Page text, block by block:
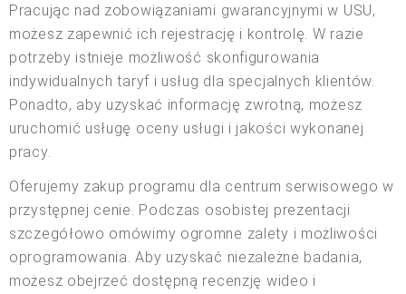
Pracując nad zobowiązaniami gwarancyjnymi w USU,
możesz zapewnić ich rejestrację i kontrolę. W razie
potrzeby istnieje możliwość skonfigurowania
indywidualnych taryf i usług dla specjalnych klientów.
Ponadto, aby uzyskać informację zwrotną, możesz
uruchomić usługę oceny usługi i jakości wykonanej
pracy.
Oferujemy zakup programu dla centrum serwisowego w
przystępnej cenie. Podczas osobistej prezentacji
szczegółowo omówimy ogromne zalety i możliwości
oprogramowania. Aby uzyskać niezależne badania,
możesz obejrzeć dostępną recenzję wideo i